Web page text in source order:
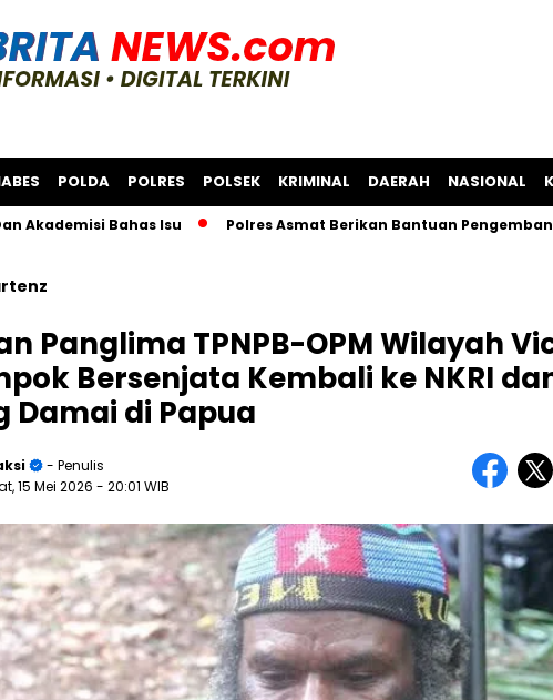
POLDA POLRES POLSEK KRIMINAL DAERAH NASIONAL
Bahas Isu Polres Asmat Berikan Bantuan Pengembangan
Panglima TPNPB-OPM Wilayah
Bersenjata Kembali ke NKRI
Damai di Papua
- Penulis
15 Mei 2026 - 20:01 WIB